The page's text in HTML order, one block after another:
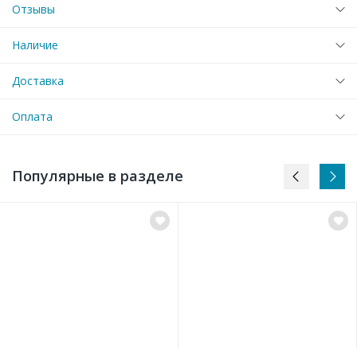
Отзывы
Наличие
Доставка
Оплата
Популярные в разделе